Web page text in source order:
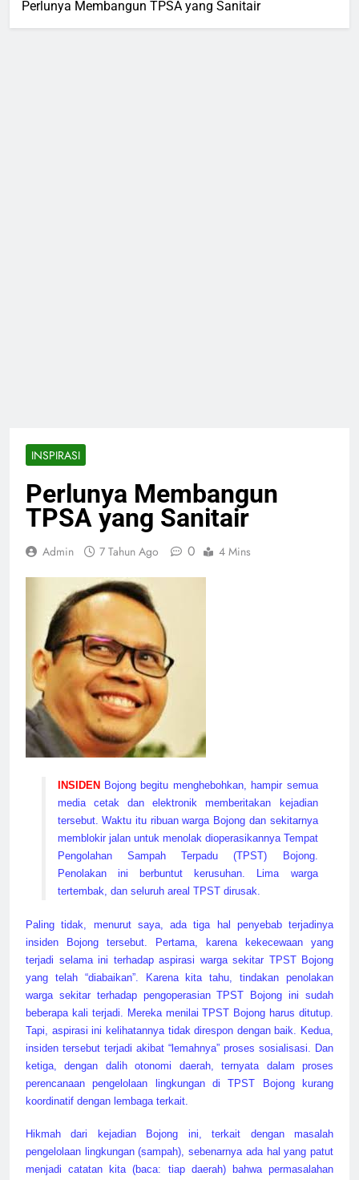
Perlunya Membangun TPSA yang Sanitair
INSPIRASI
Perlunya Membangun
TPSA yang Sanitair
Admin 7 Tahun Ago 0 4 Mins
INSIDEN Bojong begitu menghebohkan, hampir semua
media cetak dan elektronik memberitakan kejadian
tersebut. Waktu itu ribuan warga Bojong dan sekitarnya
memblokir jalan untuk menolak dioperasikannya Tempat
Pengolahan Sampah Terpadu (TPST) Bojong.
Penolakan ini berbuntut kerusuhan. Lima warga
tertembak, dan seluruh areal TPST dirusak.
Paling tidak, menurut saya, ada tiga hal penyebab terjadinya
insiden Bojong tersebut. Pertama, karena kekecewaan yang
terjadi selama ini terhadap aspirasi warga sekitar TPST Bojong
yang telah “diabaikan”. Karena kita tahu, tindakan penolakan
warga sekitar terhadap pengoperasian TPST Bojong ini sudah
beberapa kali terjadi. Mereka menilai TPST Bojong harus ditutup.
Tapi, aspirasi ini kelihatannya tidak direspon dengan baik. Kedua,
insiden tersebut terjadi akibat “lemahnya” proses sosialisasi. Dan
ketiga, dengan dalih otonomi daerah, ternyata dalam proses
perencanaan pengelolaan lingkungan di TPST Bojong kurang
koordinatif dengan lembaga terkait.
Hikmah dari kejadian Bojong ini, terkait dengan masalah
pengelolaan lingkungan (sampah), sebenarnya ada hal yang patut
menjadi catatan kita (baca: tiap daerah) bahwa permasalahan